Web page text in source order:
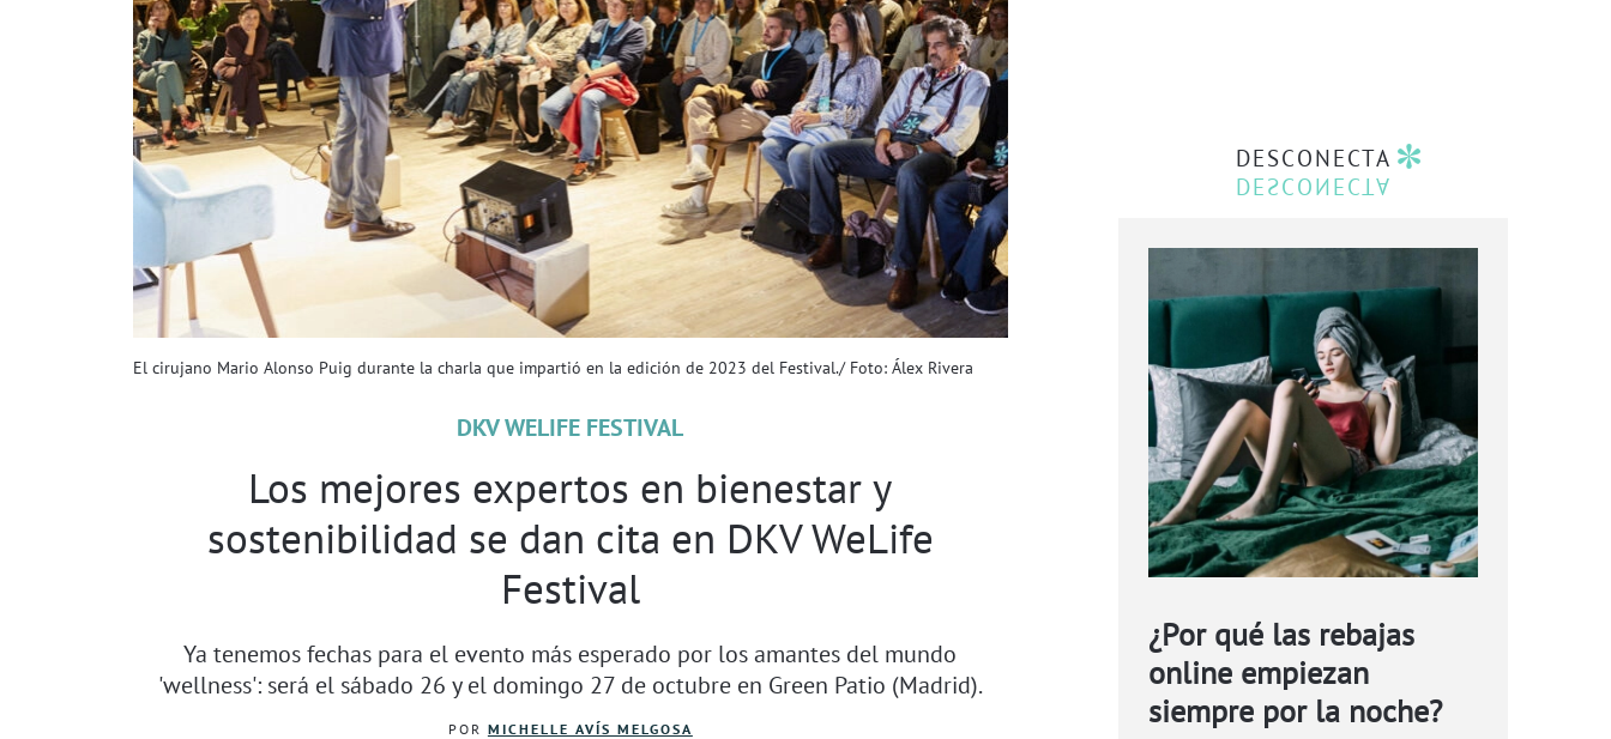
El cirujano Mario Alonso Puig durante la charla que impartió en la edición de 2023 del Festival./ Foto: Álex Rivera
DKV WELIFE FESTIVAL
Los mejores expertos en bienestar y
sostenibilidad se dan cita en DKV WeLife
Festival
Ya tenemos fechas para el evento más esperado por los amantes del mundo
'wellness': será el sábado 26 y el domingo 27 de octubre en Green Patio (Madrid).
POR MICHELLE AVÍS MELGOSA
DESCONECTA
¿Por qué las rebajas
online empiezan
siempre por la noche?